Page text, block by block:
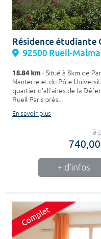
Résidence étudiante
92500 Rueil-
18.84 km- Situé à 8km de
Nanterre et du Pôle
quartier d'affaires de la
Rueil Paris prés...
En savoir plus
à
+ d'infos